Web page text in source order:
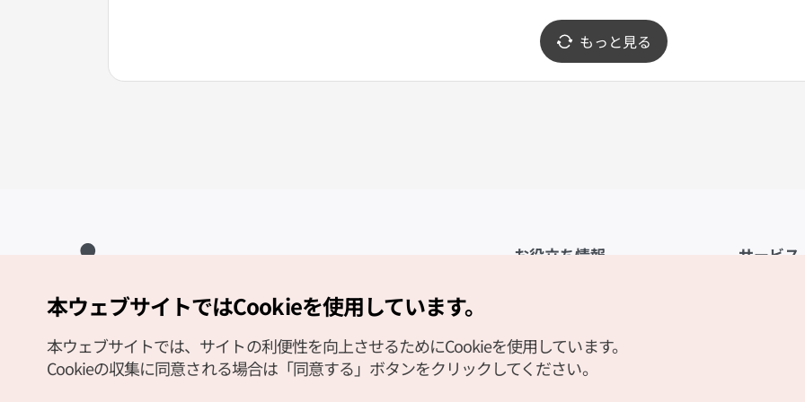
もっと見る
お役立ち情報
観光資料ダウンロード
デジタルブック／電子書籍
サービス
Copyright (c) Korea Tourism Organization All Rights Reserved.
サイトエラー報告
公式メール
本ウェブサイトではCookieを使用しています。
本ウェブサイトでは、サイトの利便性を向上させるためにCookieを使用しています。
Cookieの収集に同意される場合は「同意する」ボタンをクリックしてください。